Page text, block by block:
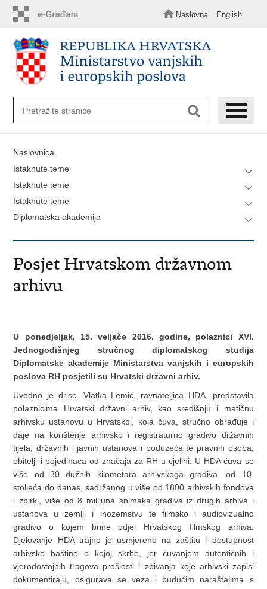
sadržaj
Naslovna English
Naslovnica
Istaknute teme
Istaknute teme
Istaknute teme
Diplomatska akademija
Posjet Hrvatskom državnom
arhivu
U ponedjeljak, 15. veljače 2016. godine, polaznici XVI.
Jednogodišnjeg stručnog diplomatskog studija
Diplomatske akademije Ministarstva vanjskih i europskih
poslova RH posjetili su Hrvatski državni arhiv.
Uvodno je dr.sc. Vlatka Lemić, ravnateljica HDA, predstavila
polaznicima Hrvatski državni arhiv, kao središnju i matičnu
arhivsku ustanovu u Hrvatskoj, koja čuva, stručno obrađuje i
daje na korištenje arhivsko i registraturno gradivo državnih
tijela, državnih i javnih ustanova i poduzeća te pravnih osoba,
obitelji i pojedinaca od značaja za RH u cjelini. U HDA čuva se
više od 30 dužnih kilometara arhivskoga gradiva, od 10.
stoljeća do danas, sadržanog u više od 1800 arhivskih fondova
i zbirki, više od 8 milijuna snimaka gradiva iz drugih arhiva i
ustanova u zemlji i inozemstvu te filmsko i audiovizualno
gradivo o kojem brine odjel Hrvatskog filmskog arhiva.
Djelovanje HDA trajno je usmjereno na zaštitu i dostupnost
arhivske baštine o kojoj skrbe, jer čuvanjem autentičnih i
vjerodostojnih tragova prošlosti i zbivanja koje arhivski zapisi
dokumentiraju, osigurava se veza i budućim naraštajima s